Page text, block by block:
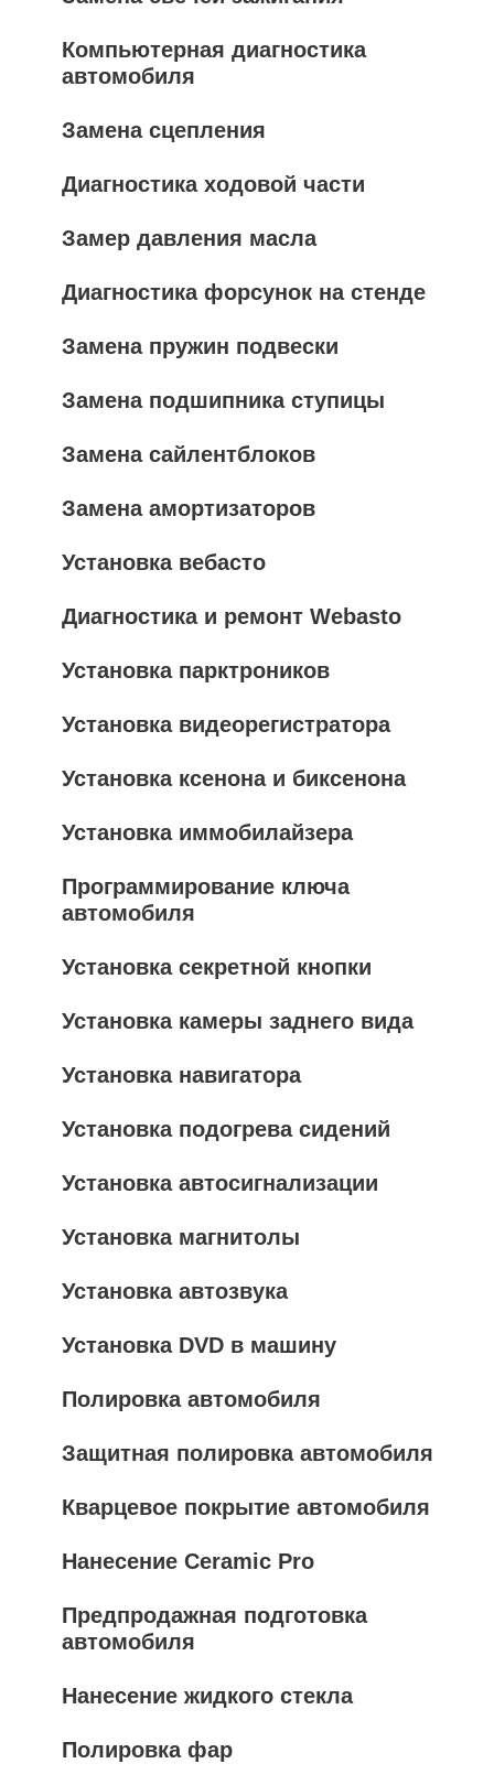
Компьютерная диагностика
автомобиля
Замена сцепления
Диагностика ходовой части
Замер давления масла
Диагностика форсунок на стенде
Замена пружин подвески
Замена подшипника ступицы
Замена сайлентблоков
Замена амортизаторов
Установка вебасто
Диагностика и ремонт Webasto
Установка парктроников
Установка видеорегистратора
Установка ксенона и биксенона
Установка иммобилайзера
Программирование ключа
автомобиля
Установка секретной кнопки
Установка камеры заднего вида
Установка навигатора
Установка подогрева сидений
Установка автосигнализации
Установка магнитолы
Установка автозвука
Установка DVD в машину
Полировка автомобиля
Защитная полировка автомобиля
Кварцевое покрытие автомобиля
Нанесение Ceramic Pro
Предпродажная подготовка
автомобиля
Нанесение жидкого стекла
Полировка фар